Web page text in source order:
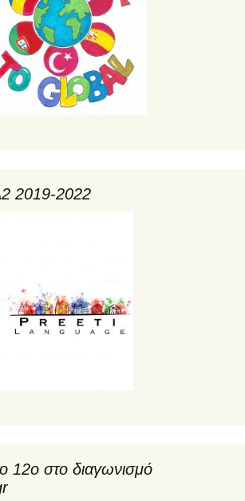
2019-2022
12ο στο διαγωνισμό